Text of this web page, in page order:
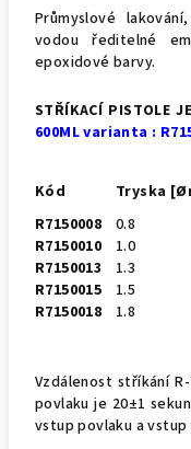
Průmyslové
vodou ředitelné
epoxidové barvy.
STŘÍKACÍ PISTOLE
600ML varianta :
Kód Tryska
R7150008
0.8
R7150010
1.0
R7150013
1.3
R7150015
1.5
R7150018
1.8
Vzdálenost stříkání
povlaku je 20±1
vstup povlaku a vstup